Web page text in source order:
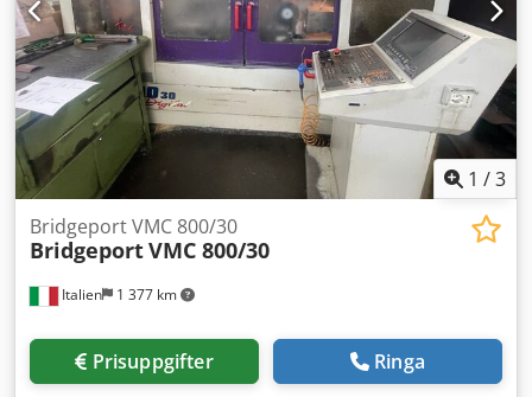
bearbetningsmöjligheter bör du överväga det vertikala
bearbetningscentret Bridgeport VMC 800/30 som vi har till
salu. Kontakta oss för mer information. Dwedpfx Apezf Nh
Esbsa • Gränssnitt för 4:e och 5:e axeln till Jones &
Shipmans vridbord (endast gränssnitt; vridbord ingår inte)
Technical Specification Taper Size BT 40
1 /3
Italien 1 377 km
Bridgeport VMC 800/30
BridgeportVMC 800/30
Prisuppgifter Ringa